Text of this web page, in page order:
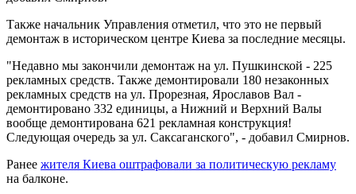
Также начальник Управления отметил, что это не первый
демонтаж в историческом центре Киева за последние месяцы.
"Недавно мы закончили демонтаж на ул. Пушкинской - 225
рекламных средств. Также демонтировали 180 незаконных
рекламных средств на ул. Прорезная, Ярославов Вал -
демонтировано 332 единицы, а Нижний и Верхний Валы
вообще демонтирована 621 рекламная конструкция!
Следующая очередь за ул. Саксаганского", - добавил Смирнов.
Ранее жителя Киева оштрафовали за политическую рекламу
на балконе.